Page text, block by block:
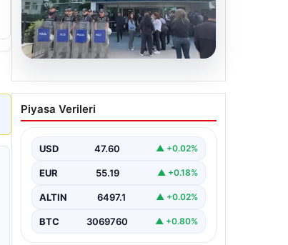
Avcılar Belediyesi’ne
operasyon. 12 şüpheli
Piyasa Verileri
USD 47.60 ▲ +0.02%
EUR 55.19 ▲ +0.18%
ALTIN 6497.1 ▲ +0.02%
BTC 3069760 ▲ +0.80%